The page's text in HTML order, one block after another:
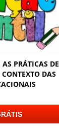
PRÁTICAS DE
DAS